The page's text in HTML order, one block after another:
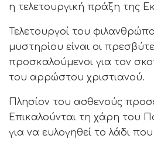
η τελετουργική πράξη της
Τελετουργοί του
μυστηρίου είναι οι
προσκαλούμενοι για τον
του αρρώστου χριστιανού.
Πλησίον του ασθενούς
Επικαλούνται τη χάρη του
για να ευλογηθεί το λάδι